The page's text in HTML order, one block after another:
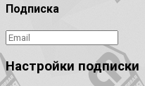
Подписка
Настройки подписки